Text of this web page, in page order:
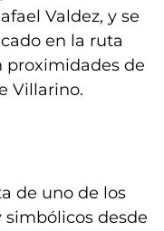
Valdez, y se
en la ruta
proximidades de
Villarino.
de uno de los
desde